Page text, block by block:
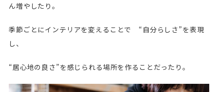
ん増やしたり。
季節ごとにインテリアを変えることで “自分らしさ”を表現
し、
“居心地の良さ”を感じられる場所を作ることだったり。